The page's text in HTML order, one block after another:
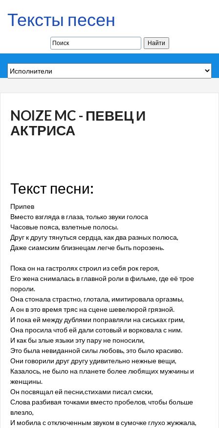
Тексты песен
NOIZE MC - ПЕВЕЦ И
АКТРИСА
Текст песни:
Припев
Вместо взгляда в глаза, только звуки голоса
Часовые пояса, взлетные полосы.
Друг к другу тянуться сердца, как два разных полюса,
Даже сиамским близнецам легче быть порозень.
Пока он на гастролях строил из себя рок героя,
Его жена снималась в главной роли в фильме, где её трое
пороли.
Она стонала страстно, глотала, имитировала оргазмы,
А он в это время тряс на сцене шевелюрой грязной.
И пока ей между дублями поправляли на сиськах грим,
Она просила чтоб ей дали сотовый и ворковала с ним.
И как бы злые языки эту пару не поносили,
Это была невиданной силы любовь, это было красиво.
Они говорили друг другу удивительно нежные вещи,
Казалось, не было на планете более любящих мужчины и
женщины.
Он посвящал ей песни,стихами писал смски,
Слова разбивая точками вместо пробелов, чтобы больше
влезло,
И мобила с отключенным звуком в сумочке глухо жужжала,